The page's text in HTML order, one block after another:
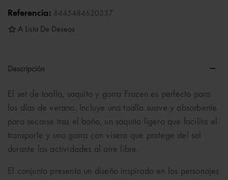
Referencia: 8445484620337
A Lista De Deseos
Descripción
El set de toalla, saquito y gorra Frozen es perfecto para
los días de verano. Incluye una toalla suave y absorbente
para secarse tras el baño, un saquito ligero que facilita el
transporte y una gorra con visera que protege del sol
durante las actividades al aire libre.
El conjunto presenta un diseño inspirado en los personajes